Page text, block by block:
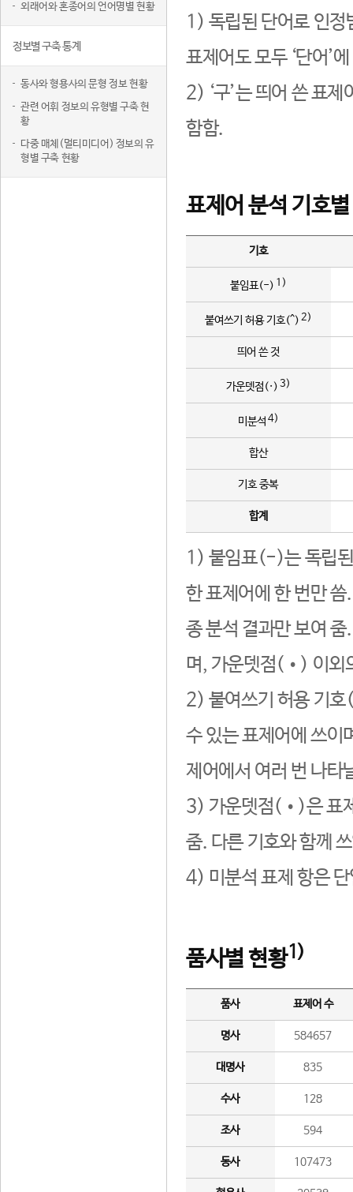
외래어와 혼종어의 언어명별 현황
정보별 구축 통계
동사와 형용사의 문형 정보 현황
관련 어휘 정보의 유형별 구축 현
황
다중 매체(멀티미디어) 정보의 유
형별 구축 현황
1) 독립된 단어로 인정
표제어도 모두 ‘단어’
2) ‘구’는 띄어 쓴 표
함함.
표제어 분석 기호
기호
붙임표(-) 1)
붙여쓰기 허용 기호(^) 2)
띄어 쓴 것
가운뎃점(·) 3)
미분석 4)
합산
기호 중복
합계
1) 붙임표(-)는 독립된
한 표제어에 한 번만
종 분석 결과만 보여
며, 가운뎃점(•) 이외
2) 붙여쓰기 허용 기호
수 있는 표제어에 쓰이
제어에서 여러 번 나타
3) 가운뎃점(•)은 표
줌. 다른 기호와 함께
4) 미분석 표제 항은
품사별 현황1)
품사 표제어 수
명사 584657
대명사 835
수사 128
조사 594
동사 107473